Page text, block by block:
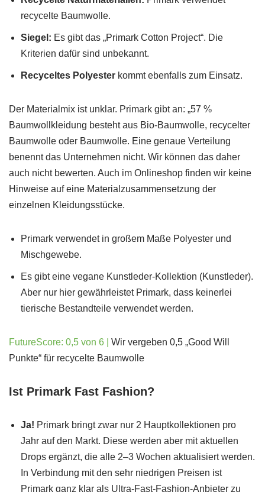
recycelte Baumwolle.
Siegel: Es gibt das „Primark Cotton Project“. Die
Kriterien dafür sind unbekannt.
Recyceltes Polyester kommt ebenfalls zum Einsatz.
Der Materialmix ist unklar. Primark gibt an: „57 %
Baumwollkleidung besteht aus Bio-Baumwolle, recycelter
Baumwolle oder Baumwolle. Eine genaue Verteilung
benennt das Unternehmen nicht. Wir können das daher
auch nicht bewerten. Auch im Onlineshop finden wir keine
Hinweise auf eine Materialzusammensetzung der
einzelnen Kleidungsstücke.
Primark verwendet in großem Maße Polyester und
Mischgewebe.
Es gibt eine vegane Kunstleder-Kollektion (Kunstleder).
Aber nur hier gewährleistet Primark, dass keinerlei
tierische Bestandteile verwendet werden.
FutureScore: 0,5 von 6 |
Wir vergeben 0,5 „Good Will
Punkte“ für recycelte Baumwolle
Ist Primark Fast Fashion?
Ja! Primark bringt zwar nur 2 Hauptkollektionen pro
Jahr auf den Markt. Diese werden aber mit aktuellen
Drops ergänzt, die alle 2–3 Wochen aktualisiert werden.
In Verbindung mit den sehr niedrigen Preisen ist
Primark ganz klar als Ultra-Fast-Fashion-Anbieter zu